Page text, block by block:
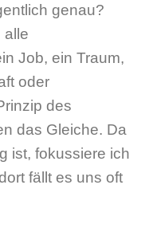
genau?
alle
Job, ein Traum,
oder
des
das Gleiche. Da
ist, fokussiere ich
fällt es uns oft